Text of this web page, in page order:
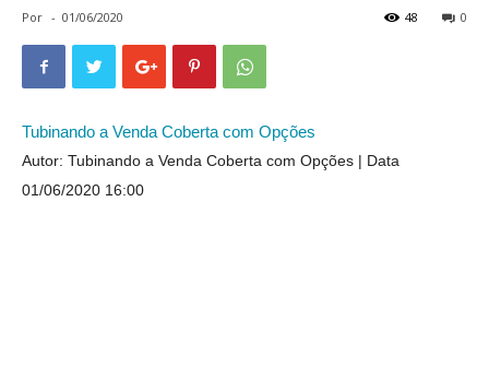
Por - 01/06/2020 0
48
Tubinando a Venda Coberta com Opções
Autor: Tubinando a Venda Coberta com Opções
Data
01/06/2020 16:00